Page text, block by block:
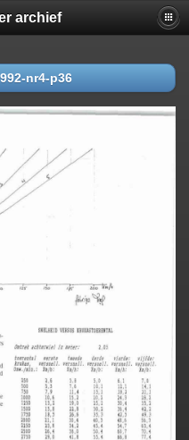
archief
nr4-p36